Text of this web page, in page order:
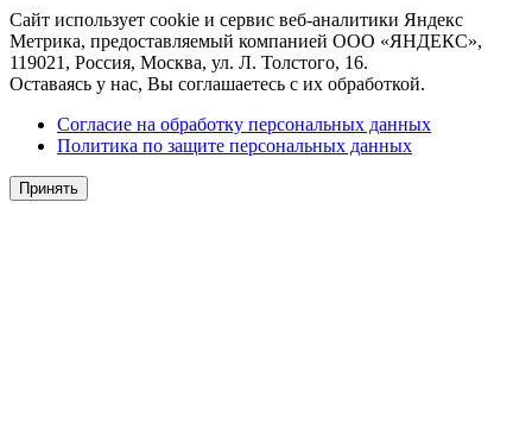
Сайт использует cookie и сервис веб-аналитики Яндекс
Метрика, предоставляемый компанией ООО «ЯНДЕКС»,
119021, Россия, Москва, ул. Л. Толстого, 16.
Оставаясь у нас, Вы соглашаетесь с их обработкой.
Согласие на обработку персональных данных
Политика по защите персональных данных
Принять